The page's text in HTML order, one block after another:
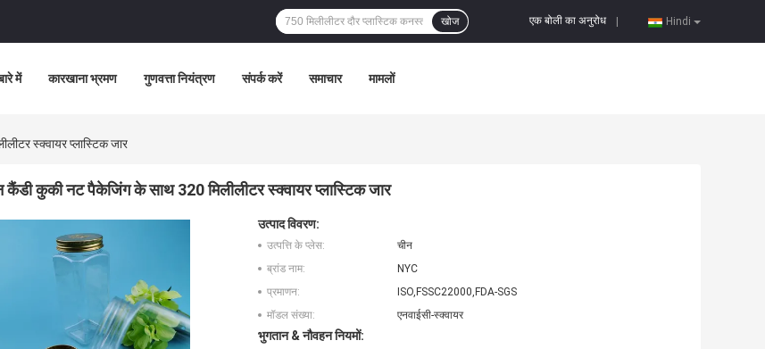
Hindi
एक बोली का अनुरोध
खोज
में कारखाना भ्रमण गुणवत्ता नियंत्रण संपर्क करें समाचार मामलों
स्क्वायर प्लास्टिक जार
कुकी नट पैकेजिंग के साथ 320 मिलीलीटर स्क्वायर प्लास्टिक जार
उत्पाद विवरण:
उत्पत्ति के प्लेस:
चीन
ब्रांड नाम:
NYC
प्रमाणन:
ISO,FSSC22000,FDA-SGS
मॉडल संख्या:
एनवाईसी-स्क्वायर
भुगतान & नौवहन नियमों: